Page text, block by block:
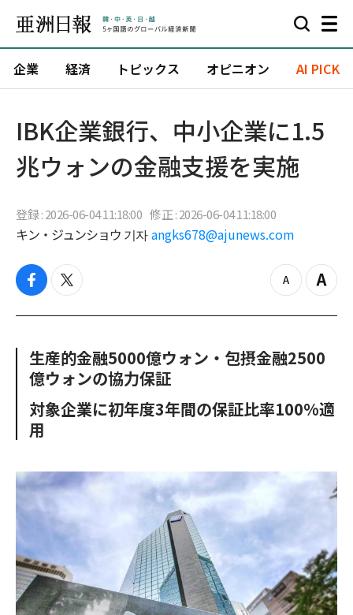
企業 経済 トピックス オピニオン AI PICK
IBK企業銀行、中小企業に1.5
兆ウォンの金融支援を実施
登録 : 2026-06-04 11:18:00 修正 : 2026-06-04 11:18:00
キン・ジュンショウ 기자 angks678@ajunews.com
f
c
o
o
k
t
i
t
e
r
z
o
u
Z
o
n
生産的金融5000億ウォン・包摂金融2500
億ウォンの協力保証
対象企業に初年度3年間の保証比率100%適
用